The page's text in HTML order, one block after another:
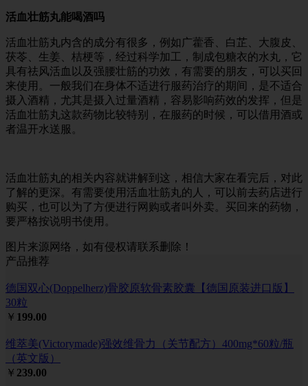
活血壮筋丸能喝酒吗
活血壮筋丸内含的成分有很多，例如广藿香、白芷、大腹皮、
茯苓、生姜、桔梗等，经过科学加工，制成包糖衣的水丸，它
具有祛风活血以及强腰壮筋的功效，有需要的朋友，可以买回
来使用。一般我们在身体不适进行服药治疗的期间，是不适合
摄入酒精，尤其是摄入过量酒精，容易影响药效的发挥，但是
活血壮筋丸这款药物比较特别，在服药的时候，可以借用酒或
者温开水送服。
活血壮筋丸的相关内容就讲解到这，相信大家在看完后，对此
了解的更深。有需要使用活血壮筋丸的人，可以前去药店进行
购买，也可以为了方便进行网购或者叫外卖。买回来的药物，
要严格按说明书使用。
图片来源网络，如有侵权请联系删除！
产品推荐
德国双心(Doppelherz)骨胶原软骨素胶囊【德国原装进口版】
30粒
￥ 199.00
维萃美(Victorymade)强效维骨力（关节配方）400mg*60粒/瓶
（英文版）
￥ 239.00